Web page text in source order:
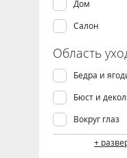
Сыворотка,
Сыворотка,
Тоник, лосьон
Дом
Салон
Область
Бедра и
Бюст и
Вокруг глаз
+